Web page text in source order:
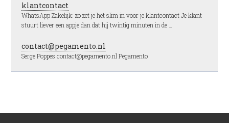
klantcontact
WhatsApp Zakelijk: zo zet je het slim in voor je klantcontact Je klant
stuurt liever een appje dan dat hij twintig minuten in de …
contact@pegamento.nl
Serge Poppes contact@pegamento.nl Pegamento